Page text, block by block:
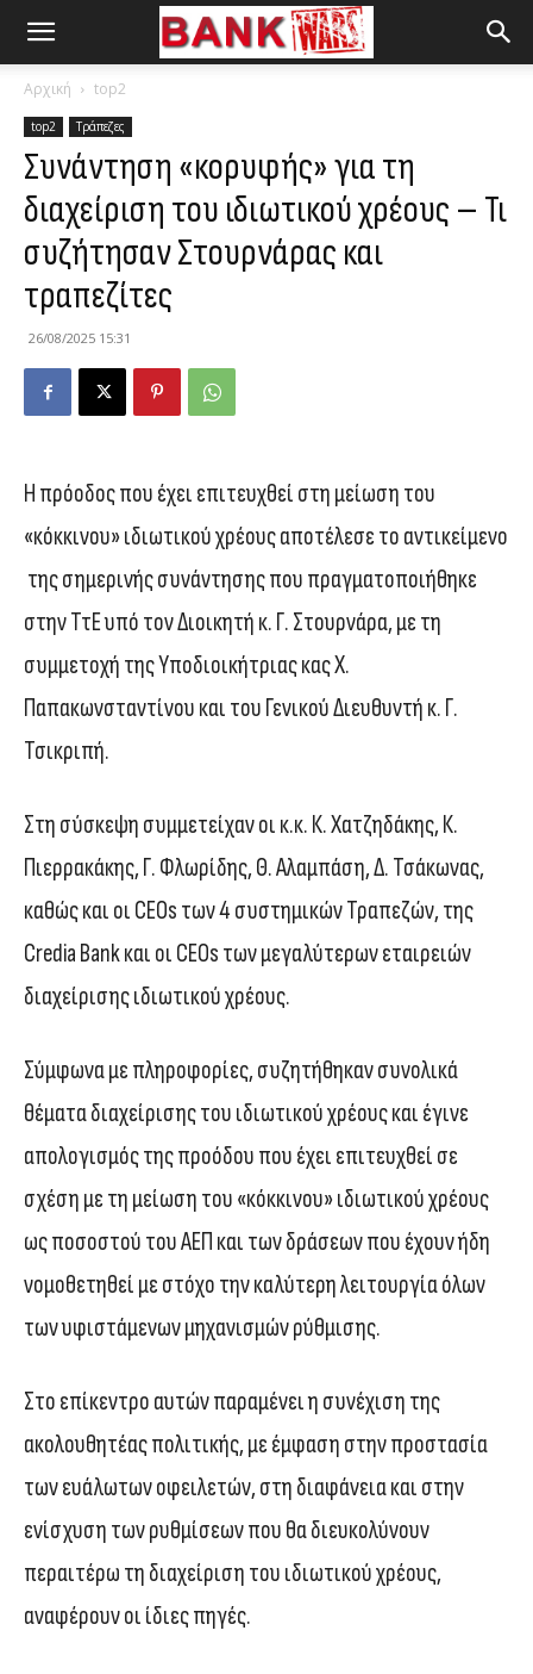
Αρχική top2
top2 Τράπεζες
Συνάντηση «κορυφής» για τη
διαχείριση του ιδιωτικού χρέους – Τι
συζήτησαν Στουρνάρας και
τραπεζίτες
26/08/2025 15:31
Η πρόοδος που έχει επιτευχθεί στη μείωση του
«κόκκινου» ιδιωτικού χρέους αποτέλεσε το αντικείμενο
της σημερινής συνάντησης που πραγματοποιήθηκε
στην ΤτΕ υπό τον Διοικητή κ. Γ. Στουρνάρα, με τη
συμμετοχή της Υποδιοικήτριας κας Χ.
Παπακωνσταντίνου και του Γενικού Διευθυντή κ. Γ.
Τσικριπή.
Στη σύσκεψη συμμετείχαν οι κ.κ. Κ. Χατζηδάκης, Κ.
Πιερρακάκης, Γ. Φλωρίδης, Θ. Αλαμπάση, Δ. Τσάκωνας,
καθώς και οι CEOs των 4 συστημικών Τραπεζών, της
Credia Bank και οι CEOs των μεγαλύτερων εταιρειών
διαχείρισης ιδιωτικού χρέους.
Σύμφωνα με πληροφορίες, συζητήθηκαν συνολικά
θέματα διαχείρισης του ιδιωτικού χρέους και έγινε
απολογισμός της προόδου που έχει επιτευχθεί σε
σχέση με τη μείωση του «κόκκινου» ιδιωτικού χρέους
ως ποσοστού του ΑΕΠ και των δράσεων που έχουν ήδη
νομοθετηθεί με στόχο την καλύτερη λειτουργία όλων
των υφιστάμενων μηχανισμών ρύθμισης.
Στο επίκεντρο αυτών παραμένει η συνέχιση της
ακολουθητέας πολιτικής, με έμφαση στην προστασία
των ευάλωτων οφειλετών, στη διαφάνεια και στην
ενίσχυση των ρυθμίσεων που θα διευκολύνουν
περαιτέρω τη διαχείριση του ιδιωτικού χρέους,
αναφέρουν οι ίδιες πηγές.